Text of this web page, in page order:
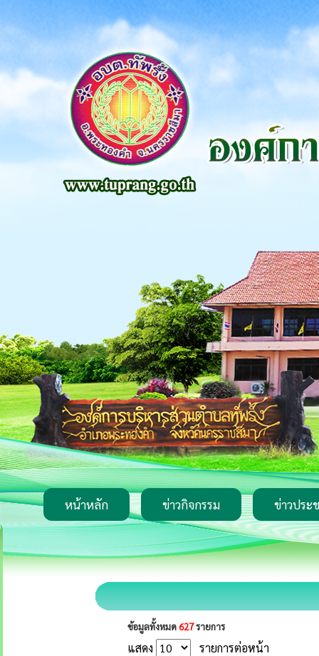
หน้าหลัก ข่าวกิจกรรม ข่าวประ
ข้อมูลทั้งหมด627รายการ
แสดง
รายการต่อหน้า